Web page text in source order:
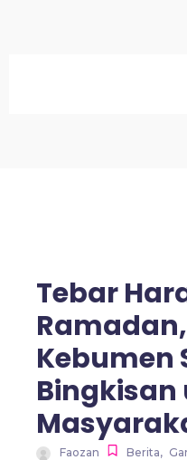
Tebar
Kebumen
Faozan Berita,